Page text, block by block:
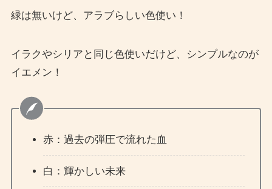
緑は無いけど、アラブらしい色使い！
イラクやシリアと同じ色使いだけど、シンプルなのが
イエメン！
赤：過去の弾圧で流れた血
白：輝かしい未来